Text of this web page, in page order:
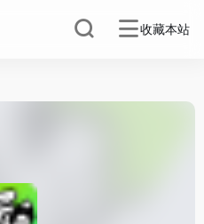
收藏本站